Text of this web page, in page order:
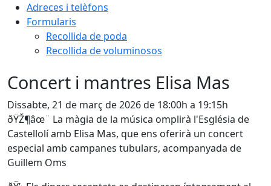
Adreces i telèfons
Formularis
Recollida de poda
Recollida de voluminosos
Concert i mantres Elisa Mas
Dissabte, 21 de març de 2026 de 18:00h a 19:15h
ðŸŽ¶âœ¨ La màgia de la música omplirà l'Església de
Castellolí amb Elisa Mas, que ens oferirà un concert
especial amb campanes tubulars, acompanyada de
Guillem Oms